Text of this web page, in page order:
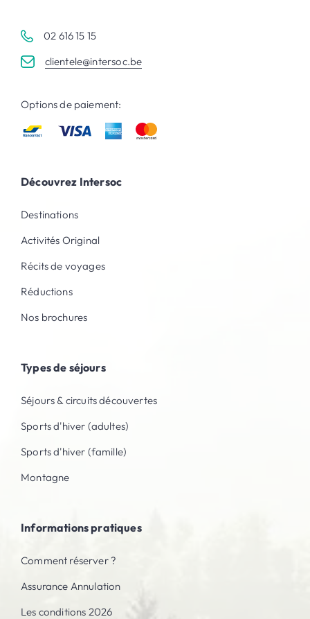
02 616 15 15
clientele@intersoc.be
Options de paiement:
Découvrez Intersoc
Destinations
Activités Original
Récits de voyages
Réductions
Nos brochures
Types de séjours
Séjours & circuits découvertes
Sports d'hiver (adultes)
Sports d'hiver (famille)
Montagne
Informations pratiques
Comment réserver ?
Assurance Annulation
Les conditions 2026